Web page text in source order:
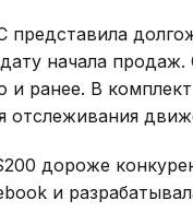
представила
начала
и ранее. В
отслеживания
дороже
и